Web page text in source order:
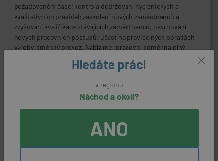
požadovaném čase; kontrola dodržování hygienických a
kvalitativních pravidel; zaškolení nových zaměstnanců a
zvyšování kvalifikace stávajících zaměstnanců; navrhování
nových pracovních postupů; účast na pravidelných poradách
výroby, směnný provoz. Nabízíme: pracovní poměr na plný
příspěvek na dopravu, stravenky, dotované stravování,
ceny, příspěvek do Cafeterie, dary při životním a pracovním
Kontaktní údaje
Hledáte práci
v regionu
Náchod a okolí?
ANO